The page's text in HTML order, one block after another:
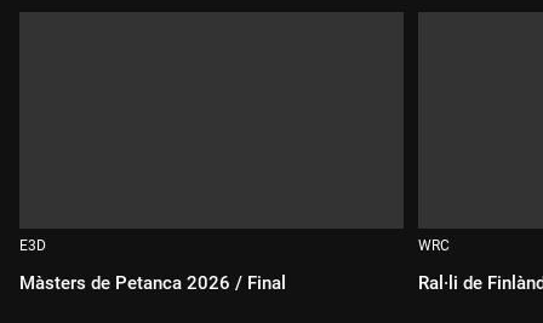
E3D
Màsters de Petanca 2026 / Final
WRC
Ral·li de